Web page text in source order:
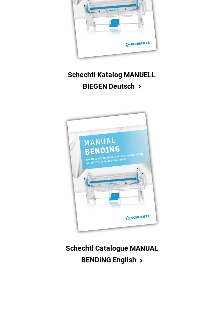
Schechtl Katalog MANUELL
BIEGEN Deutsch >
Schechtl Catalogue MANUAL
BENDING English >